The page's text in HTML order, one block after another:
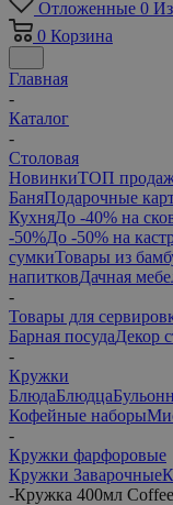
Отложенные 0
0 Корзина
Главная
-
Каталог
-
Столовая
НовинкиТОП
БаняПодарочные
КухняДо -40% на
-50%До -50% на
сумкиТовары из
напитковДачная
-
Товары для
Барная посудаДекор
-
Кружки
БлюдаБлюдца
Кофейные наборы
-
Кружки фарфоровые
Кружки Заварочные
-Кружка 400мл